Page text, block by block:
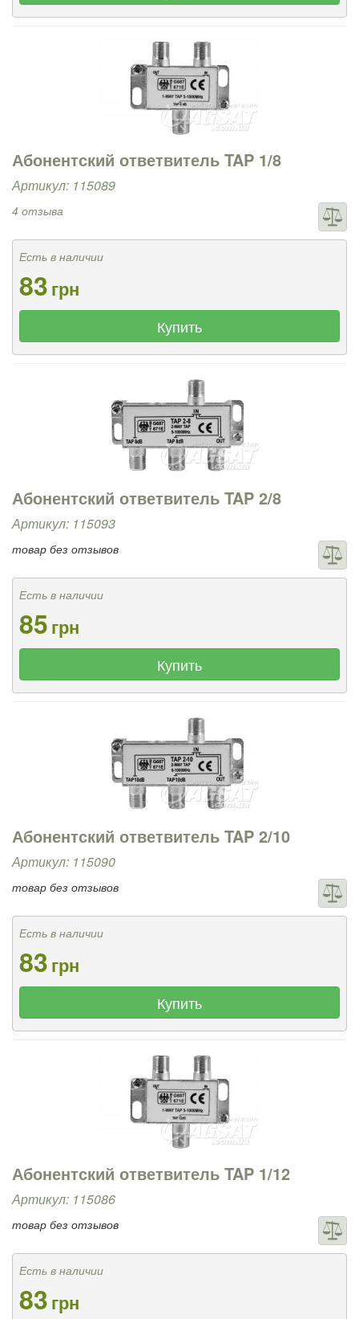
Абонентский ответвитель TAP 1/8
Артикул: 115089
4 отзыва
Есть в наличии
83грн
Купить
Абонентский ответвитель TAP 2/8
Артикул: 115093
товар без отзывов
Есть в наличии
85грн
Купить
Абонентский ответвитель TAP 2/10
Артикул: 115090
товар без отзывов
Есть в наличии
83грн
Купить
Абонентский ответвитель TAP 1/12
Артикул: 115086
товар без отзывов
Есть в наличии
83грн